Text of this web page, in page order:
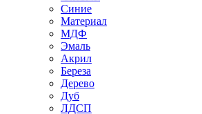
Синие
Материал
МДФ
Эмаль
Акрил
Береза
Дерево
Дуб
ЛДСП